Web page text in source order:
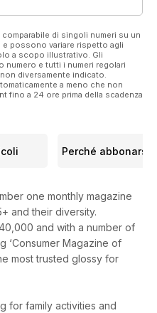
di singoli numeri su un
e possono variare rispetto agli
a scopo illustrativo. Gli
numero e tutti i numeri regolari
diversamente indicato.
a meno che non
fino a 24 ore prima della scadenza
Perché abbonarsi
one monthly magazine
and their diversity.
and with a number of
‘Consumer Magazine of
most trusted glossy for
for family activities and